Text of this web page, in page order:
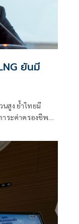
ยันมี
นสูง ย้ำไทยมี
าระค่าครองชีพ